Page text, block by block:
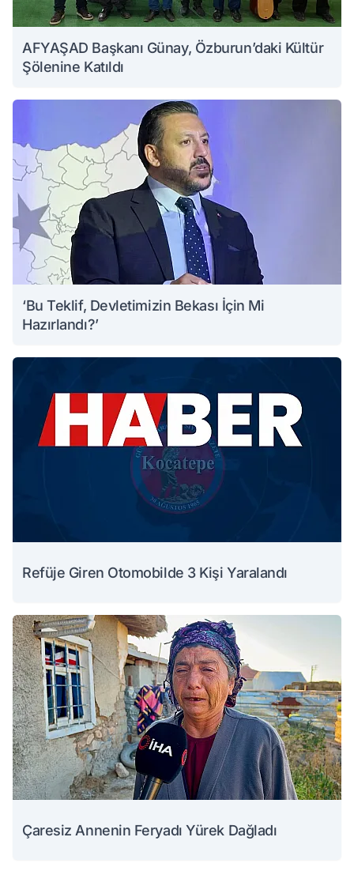
AFYAŞAD Başkanı Günay, Özburun’daki Kültür
Şölenine Katıldı
‘Bu Teklif, Devletimizin Bekası İçin Mi
Hazırlandı?’
Refüje Giren Otomobilde 3 Kişi Yaralandı
Çaresiz Annenin Feryadı Yürek Dağladı